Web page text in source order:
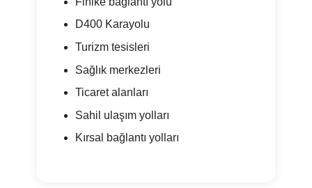
D400 Karayolu
Turizm tesisleri
Sağlık merkezleri
Ticaret alanları
Sahil ulaşım yolları
Kırsal bağlantı yolları